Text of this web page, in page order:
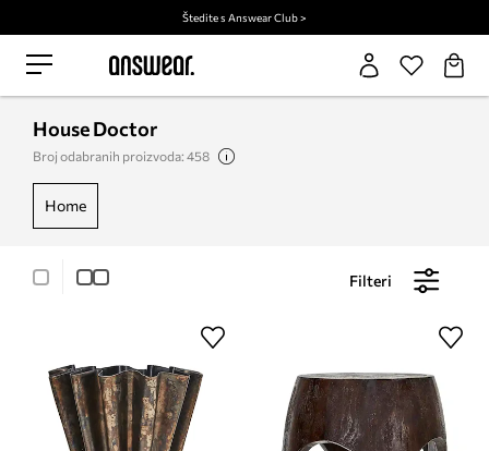
Štedite s Answear Club >
House Doctor
Broj odabranih proizvoda: 458
home
Filteri